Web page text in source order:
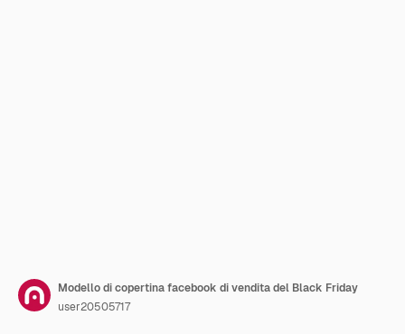
Modello di copertina facebook di vendita del Black Friday
user20505717